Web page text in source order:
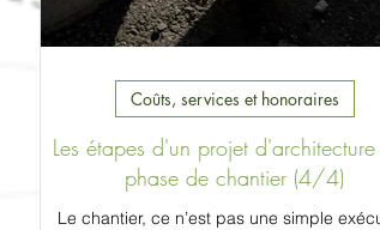
Les étapes d'un projet d'architecture :
phase de chantier (4/4)
Le chantier, ce n’est pas une simple
Coûts, services et honoraires